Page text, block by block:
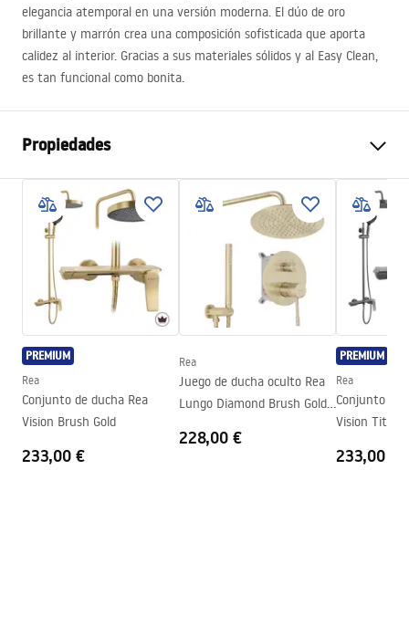
elegancia atemporal en una versión moderna. El dúo de oro
brillante y marrón crea una composición sofisticada que aporta
calidez al interior. Gracias a sus materiales sólidos y al Easy Clean,
es tan funcional como bonita.
Propiedades
Dimensiones (puerta x pared)
Color
Walk-in
Color del vidrio
bronce ahumado 8mm
Seria
Flexi
Montaje
En el plato de ducha o en el
Altura
1950mm
Dirección de la cabina
Garantía
2 años
PREMIUM
Rea
Conjunto de ducha Rea
Vision Brush Gold
233,00 €
Rea
Juego de ducha oculto Rea
Lungo Diamond Brush Gold
228,00 €
PREMIUM
Rea
Conjunto de
Vision Titan
233,00 €